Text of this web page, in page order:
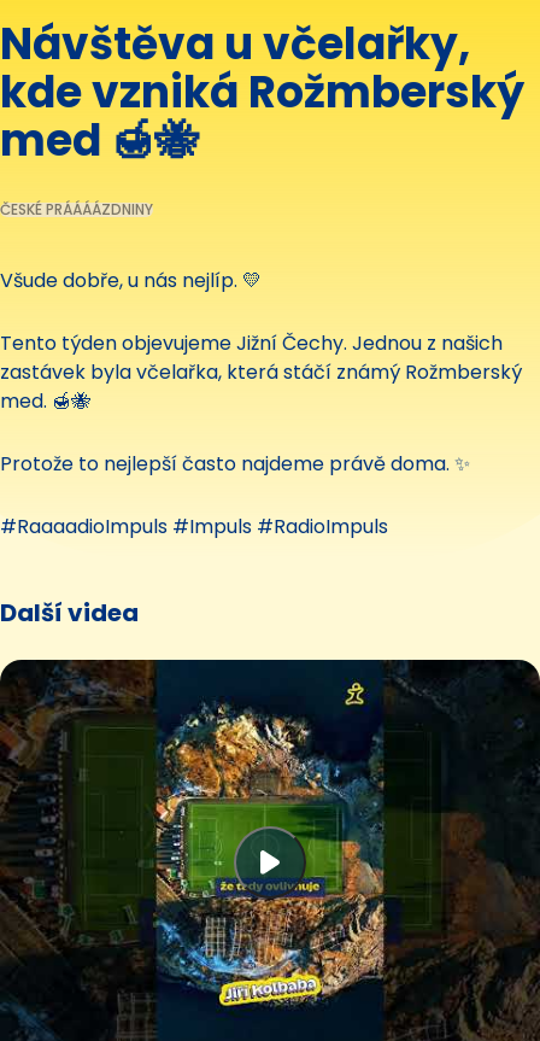
Návštěva u včelařky,
kde vzniká Rožmberský
med 🍯🐝
ČESKÉ PRÁÁÁÁZDNINY
Všude dobře, u nás nejlíp. 💛
Tento týden objevujeme Jižní Čechy. Jednou z našich
zastávek byla včelařka, která stáčí známý Rožmberský
med. 🍯🐝
Protože to nejlepší často najdeme právě doma. ✨
#RaaaadioImpuls #Impuls #RadioImpuls
Další videa